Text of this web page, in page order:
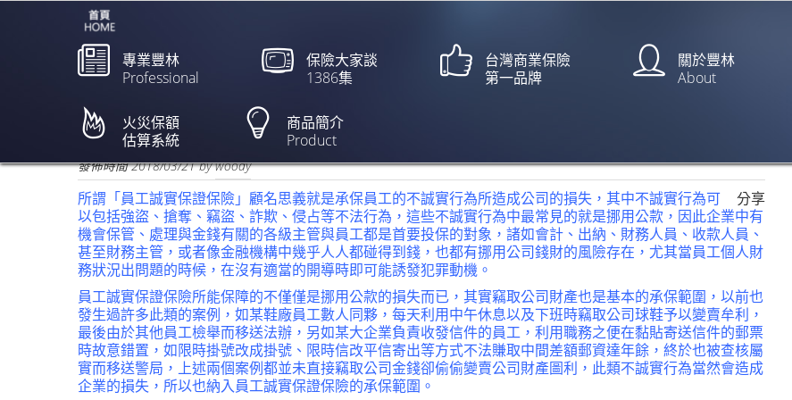
專業豐林
Professional
保險大家談
1386集
台灣商業保險
第一品牌
關於豐林
About
火災保額
估算系統
商品簡介
Product
杼】
欲閱讀全文請點上列新聞標題
發佈時間2018/03/21bywoody
分享
所謂「員工誠實保證保險」顧名思義就是承保員工的不誠實行為所造成公司的損失，其中不誠實行為可
以包括強盜、搶奪、竊盜、詐欺、侵占等不法行為，這些不誠實行為中最常見的就是挪用公款，因此企業中有
機會保管、處理與金錢有關的各級主管與員工都是首要投保的對象，諸如會計、出納、財務人員、收款人員、
甚至財務主管，或者像金融機構中幾乎人人都碰得到錢，也都有挪用公司錢財的風險存在，尤其當員工個人財
務狀況出問題的時候，在沒有適當的開導時即可能誘發犯罪動機。
員工誠實保證保險所能保障的不僅僅是挪用公款的損失而已，其實竊取公司財產也是基本的承保範圍，以前也
發生過許多此類的案例，如某鞋廠員工數人同夥，每天利用中午休息以及下班時竊取公司球鞋予以變賣牟利，
最後由於其他員工檢舉而移送法辦，另如某大企業負責收發信件的員工，利用職務之便在黏貼寄送信件的郵票
時故意錯置，如限時掛號改成掛號、限時信改平信寄出等方式不法賺取中間差額郵資達年餘，終於也被查核屬
實而移送警局，上述兩個案例都並未直接竊取公司金錢卻偷偷變賣公司財產圖利，此類不誠實行為當然會造成
企業的損失，所以也納入員工誠實保證保險的承保範圍。